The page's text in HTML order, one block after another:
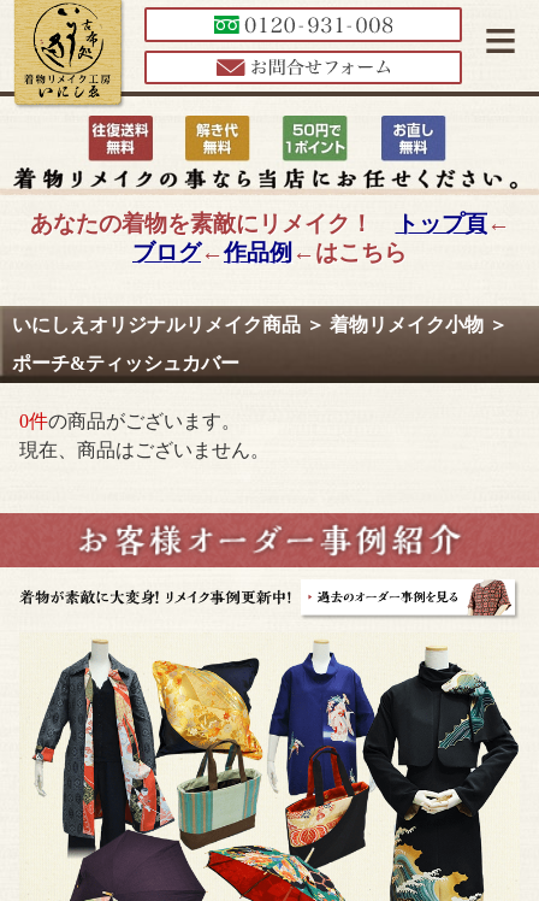
≡
あなたの着物を素敵にリメイク！ トップ頁←
ブログ←作品例 ←はこちら
いにしえオリジナルリメイク商品 ＞ 着物リメイク小物 ＞
ポーチ&ティッシュカバー
0件の商品がございます。
現在、商品はございません。